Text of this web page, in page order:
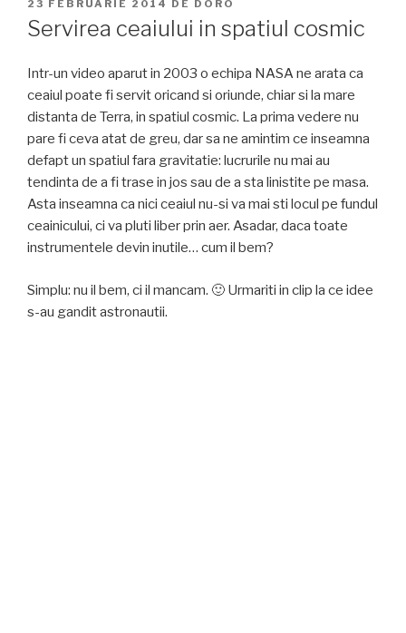
PE
23 FEBRUARIE 2014 DE DORO
Servirea ceaiului in spatiul cosmic
Intr-un video aparut in 2003 o echipa NASA ne arata ca
ceaiul poate fi servit oricand si oriunde, chiar si la mare
distanta de Terra, in spatiul cosmic. La prima vedere nu
pare fi ceva atat de greu, dar sa ne amintim ce inseamna
defapt un spatiul fara gravitatie: lucrurile nu mai au
tendinta de a fi trase in jos sau de a sta linistite pe masa.
Asta inseamna ca nici ceaiul nu-si va mai sti locul pe fundul
ceainicului, ci va pluti liber prin aer. Asadar, daca toate
instrumentele devin inutile… cum il bem?
Simplu: nu il bem, ci il mancam. 🙂 Urmariti in clip la ce idee
s-au gandit astronautii.